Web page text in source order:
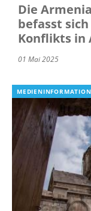
Die
befasst
Konflikts in
01 Mai 2025
MEDIENINFORMATION